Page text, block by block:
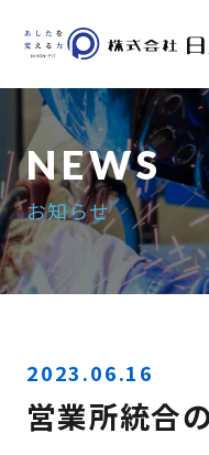
会社案内
製品
実績
採用情報
お問い合わせ
お知らせ
2023.06.16
営業所統合